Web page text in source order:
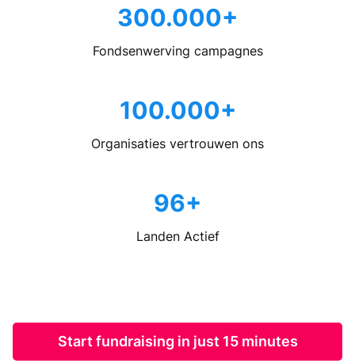
300.000+
Fondsenwerving campagnes
100.000+
Organisaties vertrouwen ons
96+
Landen Actief
Start fundraising in just 15 minutes